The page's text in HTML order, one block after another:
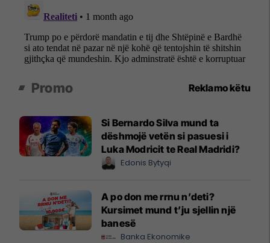
Promo Reklamo këtu
Si Bernardo Silva mund ta
dëshmojë vetën si pasuesi i
Luka Modricit te Real Madridi?
Edonis Bytyqi
A po don me rrnu n’deti?
Kursimet mund t’ju sjellin një
banesë
Banka Ekonomike